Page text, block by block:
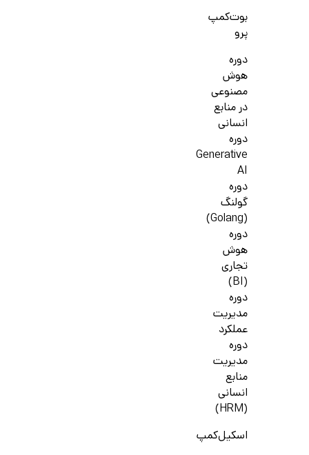
بوت‌کمپ
پرو
دوره
هوش
مصنوعی
در منابع
انسانی
دوره
Generative
AI
دوره
گولنگ
(Golang)
دوره
هوش
تجاری
(BI)
دوره
مدیریت
عملکرد
دوره
مدیریت
منابع
انسانی
(HRM)
اسکیل‌کمپ